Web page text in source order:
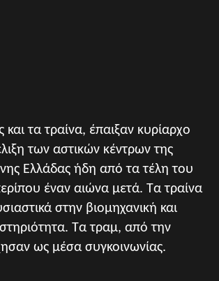
τα τραίνα, έπαιξαν κυρίαρχο
των αστικών κέντρων της
Ελλάδας ήδη από τα τέλη του
έναν αιώνα μετά. Τα τραίνα
στην βιομηχανική και
Τα τραμ, από την
ως μέσα συγκοινωνίας.